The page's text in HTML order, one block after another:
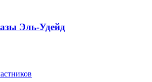
Эль-Удейд